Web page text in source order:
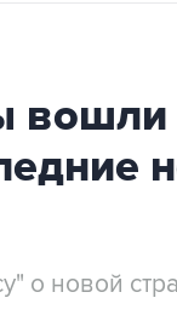
вошли
о новой